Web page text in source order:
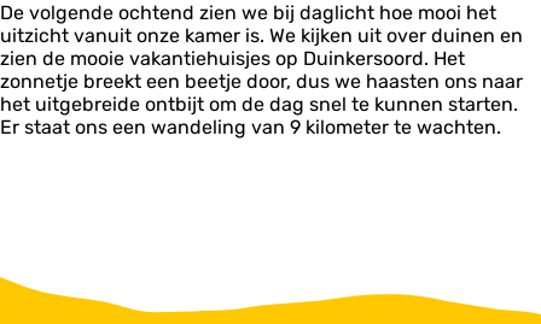
De volgende ochtend zien we bij daglicht hoe mooi het
uitzicht vanuit onze kamer is. We kijken uit over duinen en
zien de mooie vakantiehuisjes op Duinkersoord. Het
zonnetje breekt een beetje door, dus we haasten ons naar
het uitgebreide ontbijt om de dag snel te kunnen starten.
Er staat ons een wandeling van 9 kilometer te wachten.